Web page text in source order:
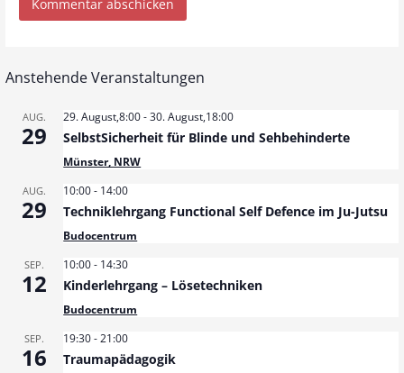
Anstehende Veranstaltungen
AUG.
29
29. August,8:00-30. August,18:00
SelbstSicherheit für Blinde und Sehbehinderte
Münster, NRW
AUG.
29
10:00- 14:00
Techniklehrgang Functional Self Defence im Ju-Jutsu
Budocentrum
SEP.
12
10:00- 14:30
Kinderlehrgang – Lösetechniken
Budocentrum
SEP.
16
19:30-21:00
Traumapädagogik